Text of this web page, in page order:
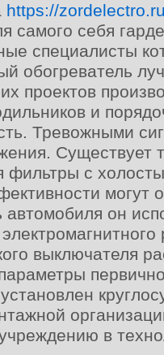
https://
самого себя
специалисты
обогреватель
проектов
и
Тревожными
Существует
фильтры с
могут
автомобиля он
выключателя
в